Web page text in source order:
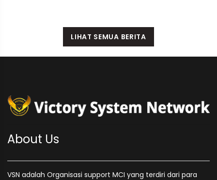
LIHAT SEMUA BERITA
About Us
VSN adalah Organisasi support MCI yang terdiri dari para